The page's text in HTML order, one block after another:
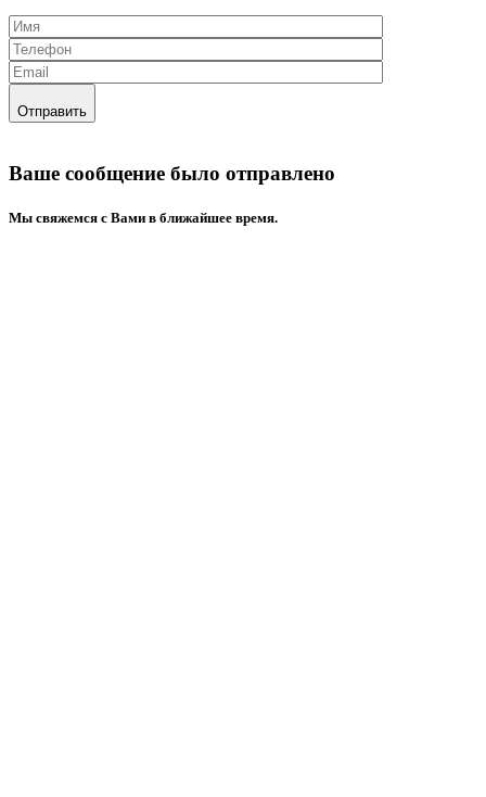
Отправить
Ваше сообщение было отправлено
Mы свяжемся с Вами в ближайшее время.